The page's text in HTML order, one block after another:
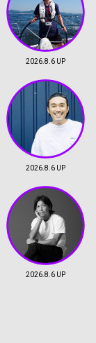
2026.8.6 UP
2026.8.6 UP
2026.8.6 UP